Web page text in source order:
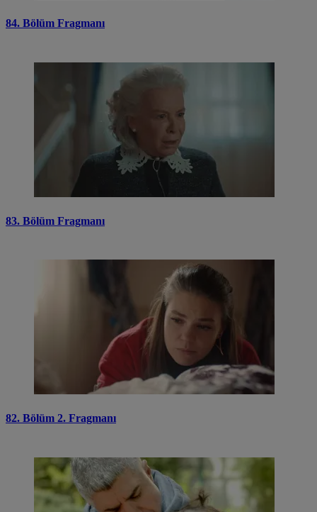
84. Bölüm Fragmanı
83. Bölüm Fragmanı
82. Bölüm 2. Fragmanı